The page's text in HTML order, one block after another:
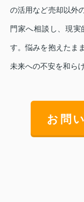
の活用など売却以外
門家へ相談し、現
す。悩みを抱えたま
未来への不安を和ら
お問